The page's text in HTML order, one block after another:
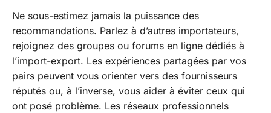
Ne sous-estimez jamais la puissance des
recommandations. Parlez à d’autres importateurs,
rejoignez des groupes ou forums en ligne dédiés à
l’import-export. Les expériences partagées par vos
pairs peuvent vous orienter vers des fournisseurs
réputés ou, à l’inverse, vous aider à éviter ceux qui
ont posé problème. Les réseaux professionnels